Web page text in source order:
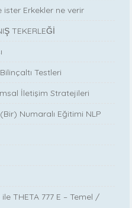
ister Erkekler ne verir
TEKERLEĞİ
Testleri
İletişim Stratejileri
Numaralı Eğitimi NLP
THETA 777 E – Temel /